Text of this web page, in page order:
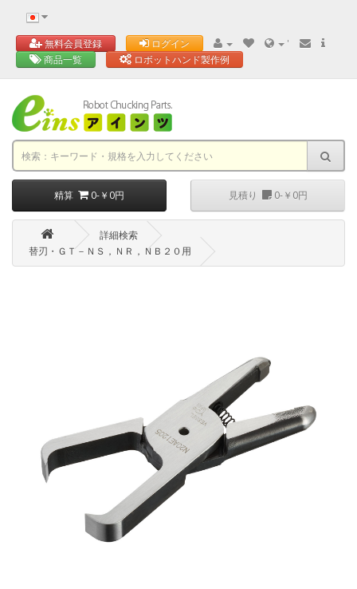
無料会員登録 ログイン
'
商品一覧
ロボットハンド製作例
精算 0-￥0円 見積り 0-￥0円
詳細検索
替刃・ＧＴ－ＮＳ，ＮＲ，ＮＢ２０用